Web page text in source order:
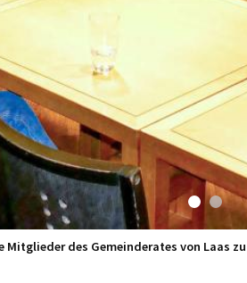
Mitglieder des Gemeinderates von Laas